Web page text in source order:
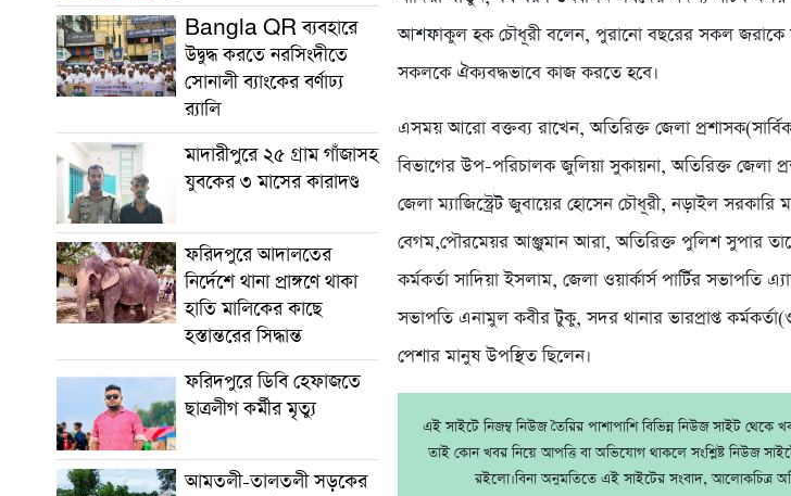
Bangla QR ব্যবহারে
উদ্বুদ্ধ করতে নরসিংদীতে
সোনালী ব্যাংকের বর্ণাঢ্য
র‌্যালি
মাদারীপুরে ২৫ গ্রাম গাঁজাসহ
যুবকের ৩ মাসের কারাদণ্ড
ফরিদপুরে আদালতের
নির্দেশে থানা প্রাঙ্গণে থাকা
হাতি মালিকের কাছে
হস্তান্তরের সিদ্ধান্ত
ফরিদপুরে ডিবি হেফাজতে
ছাত্রলীগ কর্মীর মৃত্যু
আমতলী-তালতলী সড়কের
আশফাকুল হক চৌধূরী বলেন, পুরানো বছরের সকল জরাকে
সকলকে ঐক্যবদ্ধভাবে কাজ করতে হবে।
এসময় আরো বক্তব্য রাখেন, অতিরিক্ত জেলা
বিভাগের উপ-পরিচালক জুলিয়া সুকায়না, অতিরিক্ত জেলা
জেলা ম্যাজিস্ট্রেট জুবায়ের হোসেন চৌধূরী, নড়াইল সরকারি
বেগম,পৌরমেয়র আঞ্জুমান আরা, অতিরিক্ত পুলিশ সুপার
কর্মকর্তা সাদিয়া ইসলাম, জেলা ওয়ার্কার্স পার্টির সভাপতি
সভাপতি এনামুল কবীর টুকু, সদর থানার ভারপ্রাপ্ত
পেশার মানুষ উপস্থিত ছিলেন।
এই সাইটে নিজম্ব নিউজ তৈরির পাশাপাশি বিভিন্ন নিউজ সাইট থেকে
তাই কোন খবর নিয়ে আপত্তি বা অভিযোগ থাকলে সংশ্লিষ্ট নিউজ
রইলো।বিনা অনুমতিতে এই সাইটের সংবাদ, আলোকচিত্র